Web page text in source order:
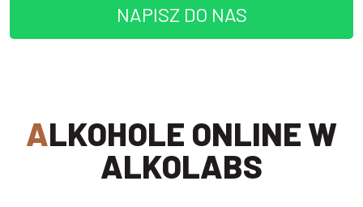
NAPISZ DO NAS
ALKOHOLE ONLINE W
ALKOLABS